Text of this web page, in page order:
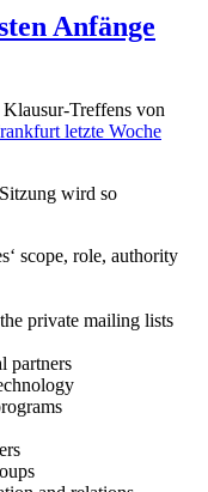
Anfänge
Treffens von
letzte Woche
wird so
scope, role, authority
private mailing lists
partners